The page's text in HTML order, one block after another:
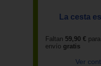
La cesta
Faltan 59,90 €
envío gratis
Ver